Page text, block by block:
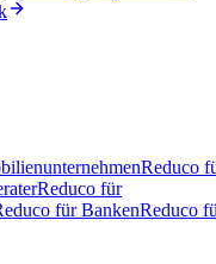
Reduco
Reduco für
für BankenReduco